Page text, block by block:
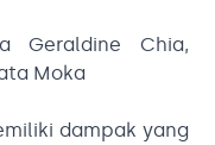
Geraldine Chia,
Moka
dampak yang